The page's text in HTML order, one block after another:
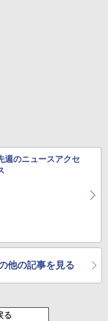
週のニュースアクセ
他の記事を見る
る